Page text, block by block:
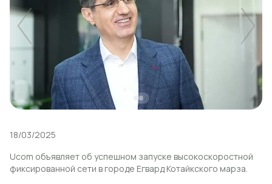
Вход
18/03/2025
Ucom объявляет об успешном запуске высокоскоростной
фиксированной сети в городе Егвард Котайкского марза.